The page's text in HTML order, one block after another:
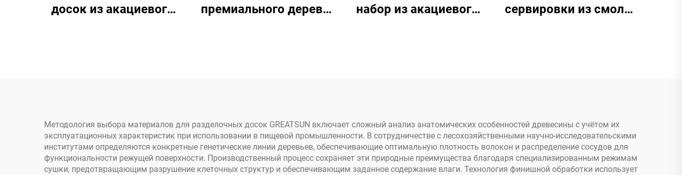
досок из акациевого
премиального дерева
набор из акациевого
сервировки из смолы
Методология выбора материалов для разделочных досок GREATSUN включает сложный анализ анатомических особенностей древесины с учётом их
эксплуатационных характеристик при использовании в пищевой промышленности. В сотрудничестве с лесохозяйственными научно-исследовательскими
институтами определяются конкретные генетические линии деревьев, обеспечивающие оптимальную плотность волокон и распределение сосудов для
функциональности режущей поверхности. Производственный процесс сохраняет эти природные преимущества благодаря специализированным режимам
сушки, предотвращающим разрушение клеточных структур и обеспечивающим заданное содержание влаги. Технология финишной обработки использует